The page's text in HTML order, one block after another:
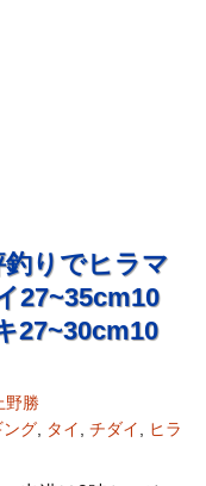
りでヒラマ
27~35cm10
27~30cm10
野勝
ング タイ チダイ
ヒラ